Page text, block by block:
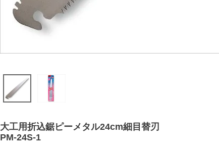
大工用折込鋸ピーメタル24cm細目替刃
PM-24S-1